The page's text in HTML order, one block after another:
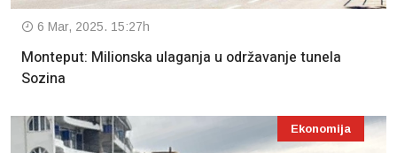
6 Mar, 2025. 15:27h
Monteput: Milionska ulaganja u održavanje tunela
Sozina
Ekonomija